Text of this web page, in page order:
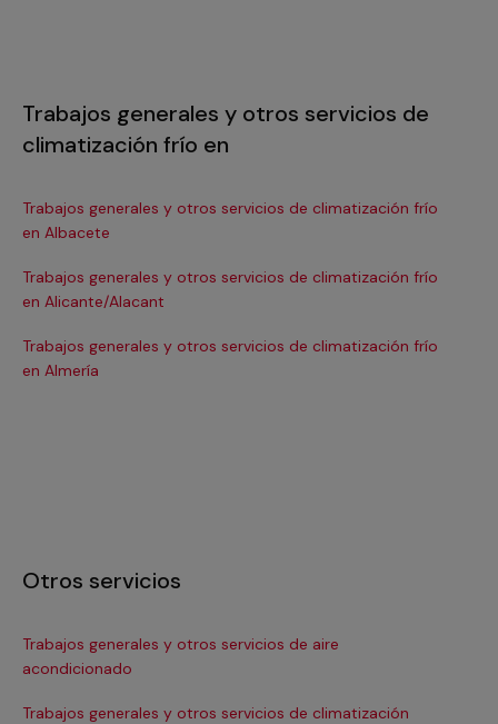
Trabajos generales y otros servicios de
climatización frío en
Trabajos generales y otros servicios de climatización frío
en Albacete
Trabajos generales y otros servicios de climatización frío
en Alicante/Alacant
Trabajos generales y otros servicios de climatización frío
en Almería
Otros servicios
Trabajos generales y otros servicios de aire
acondicionado
Trabajos generales y otros servicios de climatización